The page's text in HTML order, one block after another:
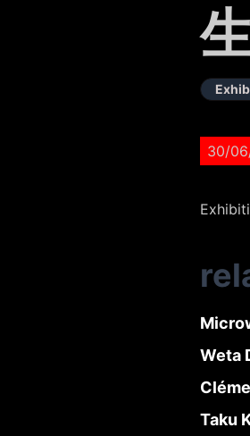
30/
Weta
Taku